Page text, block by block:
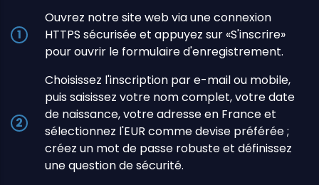
Ouvrez notre site web via une connexion
HTTPS sécurisée et appuyez sur «S'inscrire»
pour ouvrir le formulaire d'enregistrement.
Choisissez l'inscription par e-mail ou mobile,
puis saisissez votre nom complet, votre date
de naissance, votre adresse en France et
sélectionnez l'EUR comme devise préférée ;
créez un mot de passe robuste et définissez
une question de sécurité.